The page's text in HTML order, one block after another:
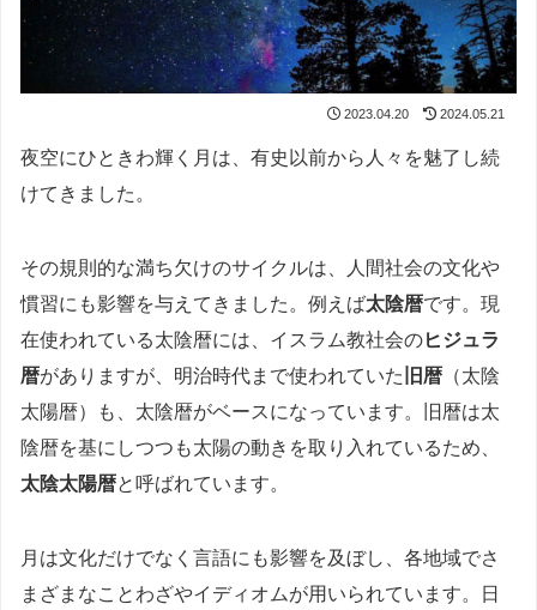
2023.04.20 2024.05.21
夜空にひときわ輝く月は、有史以前から人々を魅了し続
けてきました。
その規則的な満ち欠けのサイクルは、人間社会の文化や
慣習にも影響を与えてきました。例えば太陰暦です。現
在使われている太陰暦には、イスラム教社会のヒジュラ
暦がありますが、明治時代まで使われていた 旧暦 （太陰
太陽暦）も、太陰暦がベースになっています。旧暦は太
陰暦を基にしつつも太陽の動きを取り入れているため、
太陰太陽暦と呼ばれています。
月は文化だけでなく言語にも影響を及ぼし、各地域でさ
まざまなことわざやイディオムが用いられています。日